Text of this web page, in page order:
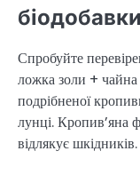
Спробуйте
ложка золи +
подрібненої
лунці. Кропив’яна
відлякує шкідників.